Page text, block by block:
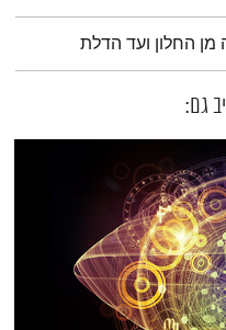
מן החלון ועד הדלת
גם: